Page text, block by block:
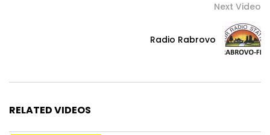
Next Video
Radio Rabrovo
RELATED VIDEOS